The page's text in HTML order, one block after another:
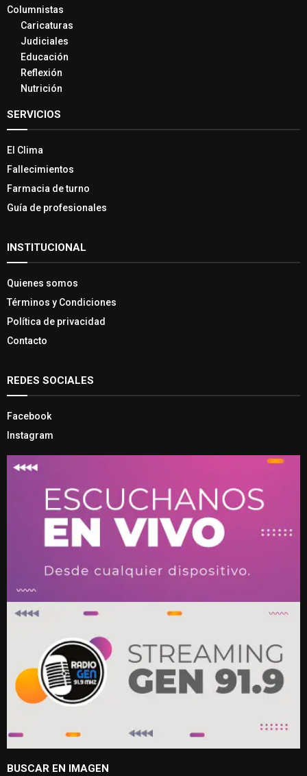
Columnistas
Caricaturas
Judiciales
Educación
Reflexión
Nutrición
SERVICIOS
El Clima
Fallecimientos
Farmacia de turno
Guía de profesionales
INSTITUCIONAL
Quienes somos
Términos y Condiciones
Política de privacidad
Contacto
REDES SOCIALES
Facebook
Instagram
BUSCAR EN IMAGEN